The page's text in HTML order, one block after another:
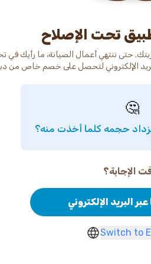
حتى ننتهي أعمال الصيانة، ما رأيك في
🤔
حجمه كلما أخذت منه؟
الإجابة؟
البريد الإلكتروني
Switch to